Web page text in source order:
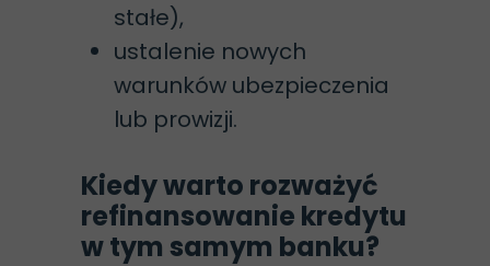
stałe),
ustalenie nowych
warunków ubezpieczenia
lub prowizji.
Kiedy warto rozważyć
refinansowanie kredytu
w tym samym banku?